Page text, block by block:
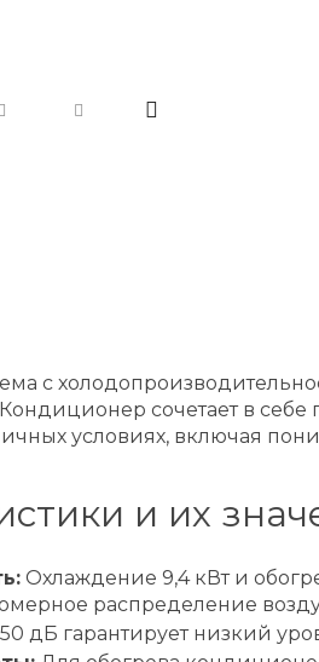
с
сочетает в
условиях, включая
и их
Охлаждение 9,4 кВт и
распределение
дБ гарантирует низкий